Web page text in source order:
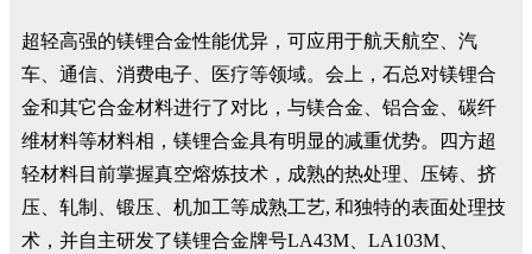
超轻高强的镁锂合金性能优异，可应用于航天航空、汽
车、通信、消费电子、医疗等领域。会上，石总对镁锂合
金和其它合金材料进行了对比，与镁合金、铝合金、碳纤
维材料等材料相，镁锂合金具有明显的减重优势。四方超
轻材料目前掌握真空熔炼技术，成熟的热处理、压铸、挤
压、轧制、锻压、机加工等成熟工艺, 和独特的表面处理技
术，并自主研发了镁锂合金牌号LA43M、LA103M、